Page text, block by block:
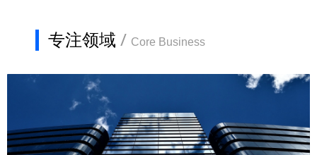
专注领域 / Core Business